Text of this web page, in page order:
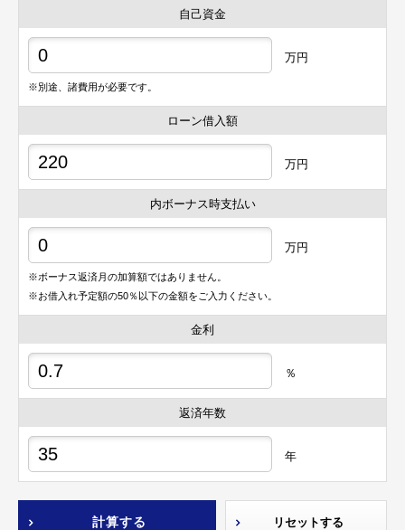
自己資金
万円
※別途、諸費用が必要です。
ローン借入額
万円
内ボーナス時支払い
万円
※ボーナス返済月の加算額ではありません。
※お借入れ予定額の50％以下の金額をご入力ください。
金利
％
返済年数
年
計算する リセットする